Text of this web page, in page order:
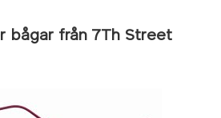
bågar från 7Th Street